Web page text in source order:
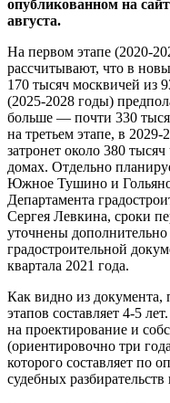
опубликованном на
августа.
На первом этапе (2020-
рассчитывают, что в
170 тысяч москвичей из
(2025-2028 годы)
больше — почти 330
на третьем этапе, в 2029-
затронет около 380
домах. Отдельно
Южное Тушино и
Департамента
Сергея Левкина, сроки
уточнены
градостроительной
квартала 2021 года.
Как видно из документа,
этапов составляет 4-5
на проектирование и
(ориентировочно три
которого составляет по
судебных